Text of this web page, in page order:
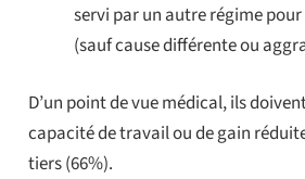
servi par un autre régime
(sauf cause différente ou
D’un point de vue médical, ils
capacité de travail ou de gain
tiers (66%).